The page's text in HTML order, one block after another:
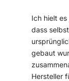
Ich hielt
dass
gebaut
Hersteller